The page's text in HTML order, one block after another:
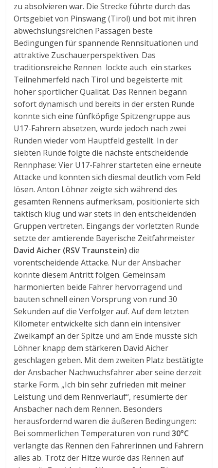
zu absolvieren war. Die Strecke führte durch das
Ortsgebiet von Pinswang (Tirol) und bot mit ihren
abwechslungsreichen Passagen beste
Bedingungen für spannende Rennsituationen und
attraktive Zuschauerperspektiven. Das
traditionsreiche Rennen lockte auch ein starkes
Teilnehmerfeld nach Tirol und begeisterte mit
hoher sportlicher Qualität. Das Rennen begann
sofort dynamisch und bereits in der ersten Runde
konnte sich eine fünfköpfige Spitzengruppe aus
U17-Fahrern absetzen, wurde jedoch nach zwei
Runden wieder vom Hauptfeld gestellt. In der
siebten Runde folgte die nächste entscheidende
Rennphase: Vier U17-Fahrer starteten eine erneute
Attacke und konnten sich diesmal deutlich vom Feld
lösen. Anton Löhner zeigte sich während des
gesamten Rennens aufmerksam, positionierte sich
taktisch klug und war stets in den entscheidenden
Gruppen vertreten. Eingangs der vorletzten Runde
setzte der amtierende Bayerische Zeitfahrmeister
David Aicher (RSV Traunstein) die
vorentscheidende Attacke. Nur der Ansbacher
konnte diesem Antritt folgen. Gemeinsam
harmonierten beide Fahrer hervorragend und
bauten schnell einen Vorsprung von rund 30
Sekunden auf die Verfolger auf. Auf dem letzten
Kilometer entwickelte sich dann ein intensiver
Zweikampf an der Spitze und am Ende musste sich
Löhner knapp dem stärkeren David Aicher
geschlagen geben. Mit dem zweiten Platz bestätigte
der Ansbacher Nachwuchsfahrer aber seine derzeit
starke Form. „Ich bin sehr zufrieden mit meiner
Leistung und dem Rennverlauf“, resümierte der
Ansbacher nach dem Rennen. Besonders
herausfordernd waren die äußeren Bedingungen:
Bei sommerlichen Temperaturen von rund30°C
verlangte das Rennen den Fahrerinnen und Fahrern
alles ab. Trotz der Hitze wurde das Rennen auf